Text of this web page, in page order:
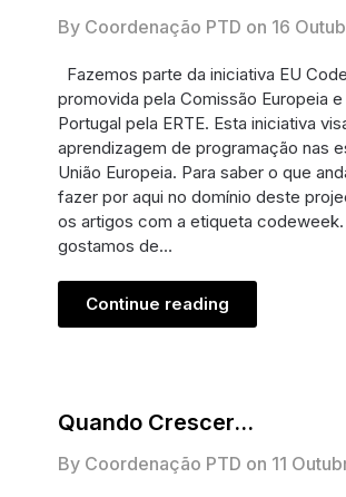
By Coordenação PTD on 16
Fazemos parte da iniciativa EU
promovida pela Comissão Europeia
Portugal pela ERTE. Esta iniciativa
aprendizagem de programação nas
União Europeia. Para saber o que
fazer por aqui no domínio deste
os artigos com a etiqueta
gostamos de…
Continue reading
Quando Crescer…
By Coordenação PTD on 11